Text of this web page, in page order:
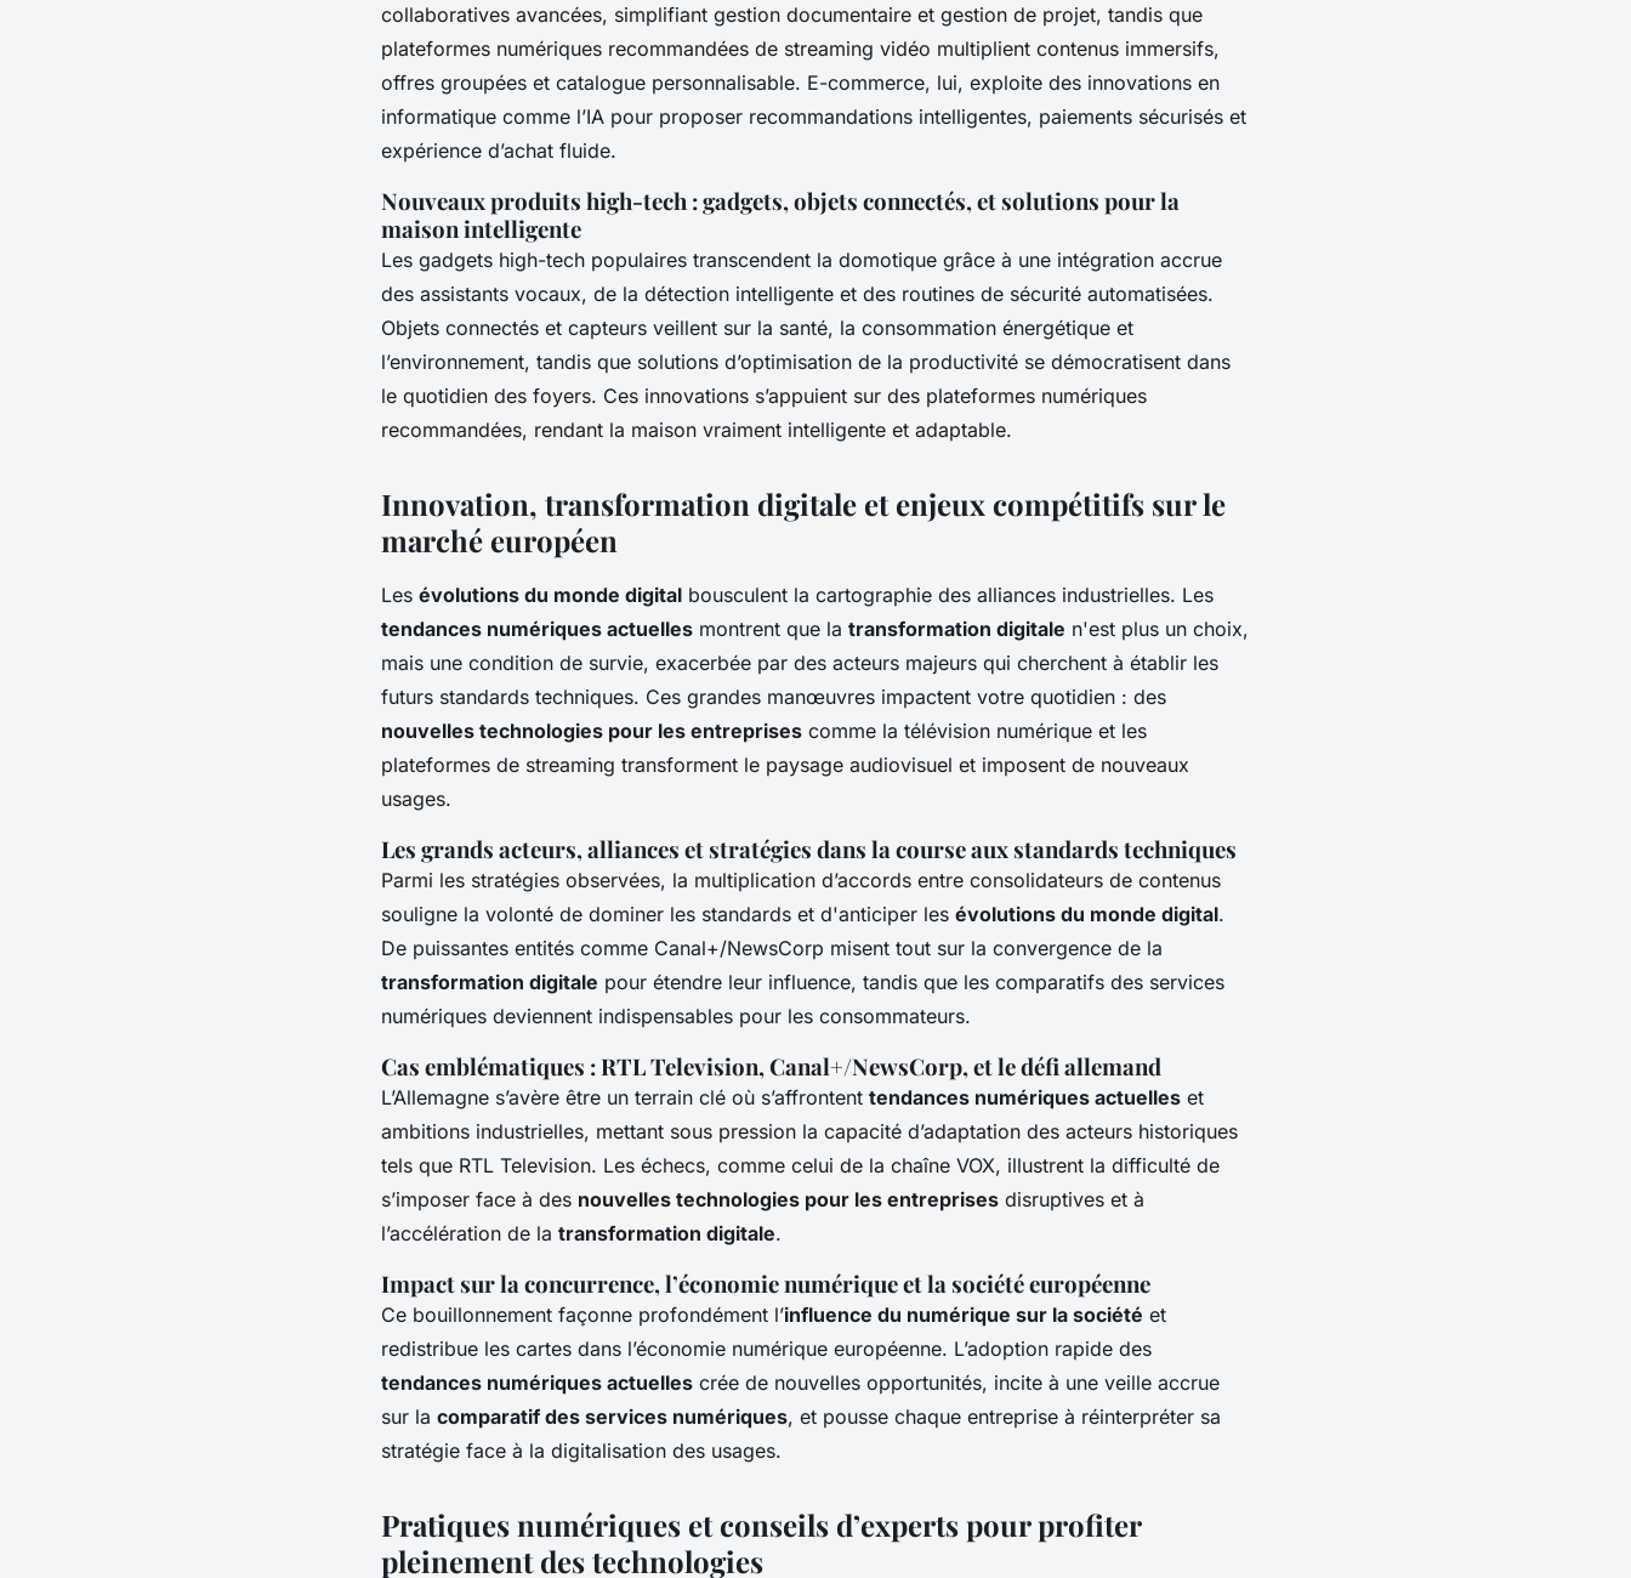
collaboratives avancées, simplifiant gestion documentaire et gestion de projet, tandis que
plateformes numériques recommandées de streaming vidéo multiplient contenus immersifs,
offres groupées et catalogue personnalisable. E-commerce, lui, exploite des innovations en
informatique comme l’IA pour proposer recommandations intelligentes, paiements sécurisés et
expérience d’achat fluide.
Nouveaux produits high-tech : gadgets, objets connectés, et solutions pour la
maison intelligente
Les gadgets high-tech populaires transcendent la domotique grâce à une intégration accrue
des assistants vocaux, de la détection intelligente et des routines de sécurité automatisées.
Objets connectés et capteurs veillent sur la santé, la consommation énergétique et
l’environnement, tandis que solutions d’optimisation de la productivité se démocratisent dans
le quotidien des foyers. Ces innovations s’appuient sur des plateformes numériques
recommandées, rendant la maison vraiment intelligente et adaptable.
Innovation, transformation digitale et enjeux compétitifs sur le
marché européen
Les évolutions du monde digital bousculent la cartographie des alliances industrielles. Les
tendances numériques actuelles montrent que la transformation digitale n'est plus un choix,
mais une condition de survie, exacerbée par des acteurs majeurs qui cherchent à établir les
futurs standards techniques. Ces grandes manœuvres impactent votre quotidien : des
nouvelles technologies pour les entreprises comme la télévision numérique et les
plateformes de streaming transforment le paysage audiovisuel et imposent de nouveaux
usages.
Les grands acteurs, alliances et stratégies dans la course aux standards techniques
Parmi les stratégies observées, la multiplication d’accords entre consolidateurs de contenus
souligne la volonté de dominer les standards et d'anticiper les évolutions du monde digital.
De puissantes entités comme Canal+/NewsCorp misent tout sur la convergence de la
transformation digitale pour étendre leur influence, tandis que les comparatifs des services
numériques deviennent indispensables pour les consommateurs.
Cas emblématiques : RTL Television, Canal+/NewsCorp, et le défi allemand
L’Allemagne s’avère être un terrain clé où s’affrontent tendances numériques actuelles et
ambitions industrielles, mettant sous pression la capacité d’adaptation des acteurs historiques
tels que RTL Television. Les échecs, comme celui de la chaîne VOX, illustrent la difficulté de
s’imposer face à des nouvelles technologies pour les entreprises disruptives et à
l’accélération de la transformation digitale.
Impact sur la concurrence, l’économie numérique et la société européenne
Ce bouillonnement façonne profondément l’influence du numérique sur la société et
redistribue les cartes dans l’économie numérique européenne. L’adoption rapide des
tendances numériques actuelles crée de nouvelles opportunités, incite à une veille accrue
sur la comparatif des services numériques, et pousse chaque entreprise à réinterpréter sa
stratégie face à la digitalisation des usages.
Pratiques numériques et conseils d’experts pour profiter
pleinement des technologies